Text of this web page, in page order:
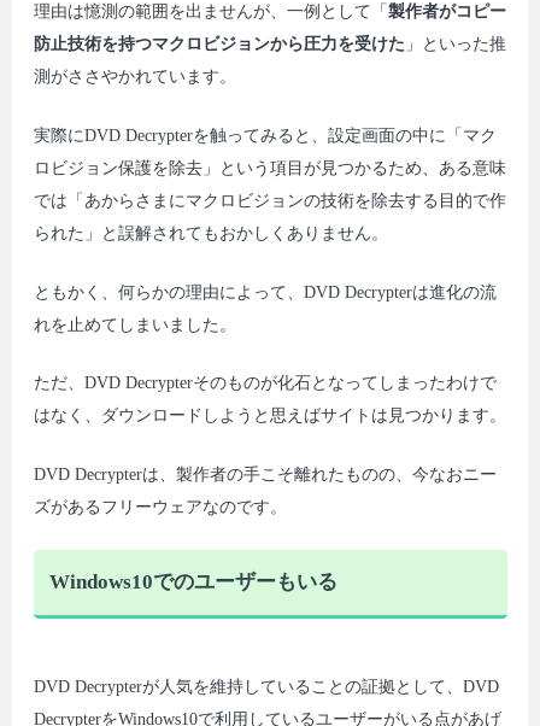
理由は憶測の範囲を出ませんが、一例として「 製作者がコピー
防止技術を持つマクロビジョンから圧力を受けた 」といった推
測がささやかれています。
実際にDVD Decrypterを触ってみると、設定画面の中に「マク
ロビジョン保護を除去」という項目が見つかるため、ある意味
では「あからさまにマクロビジョンの技術を除去する目的で作
られた」と誤解されてもおかしくありません。
ともかく、何らかの理由によって、DVD Decrypterは進化の流
れを止めてしまいました。
ただ、DVD Decrypterそのものが化石となってしまったわけで
はなく、ダウンロードしようと思えばサイトは見つかります。
DVD Decrypterは、製作者の手こそ離れたものの、今なおニー
ズがあるフリーウェアなのです。
Windows10でのユーザーもいる
DVD Decrypterが人気を維持していることの証拠として、DVD
DecrypterをWindows10で利用しているユーザーがいる点があげ